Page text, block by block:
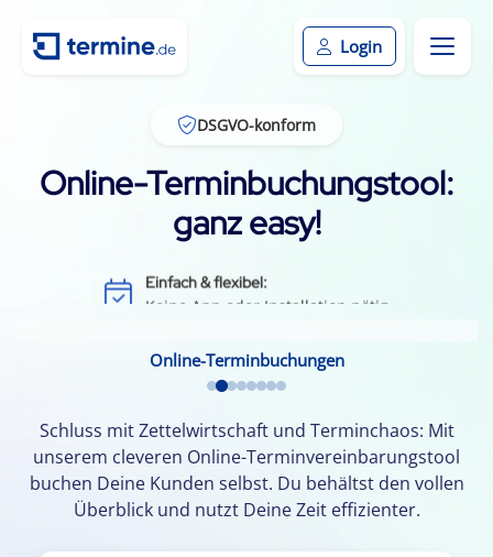
Login
DSGVO-konform
Online-Terminbuchungstool:
ganz easy!
Effizient & zeitsparend:
Weniger Leerlauf durch Terminausfälle
Keine App oder Installation nötig
Durch einfache Terminvereinbarung
Kalenderintegration:
Schluss mit Zettelwirtschaft und Terminchaos: Mit
unserem cleveren Online-Terminvereinbarungstool
buchen Deine Kunden selbst. Du behältst den vollen
Überblick und nutzt Deine Zeit effizienter.
Online-Terminbuchungen